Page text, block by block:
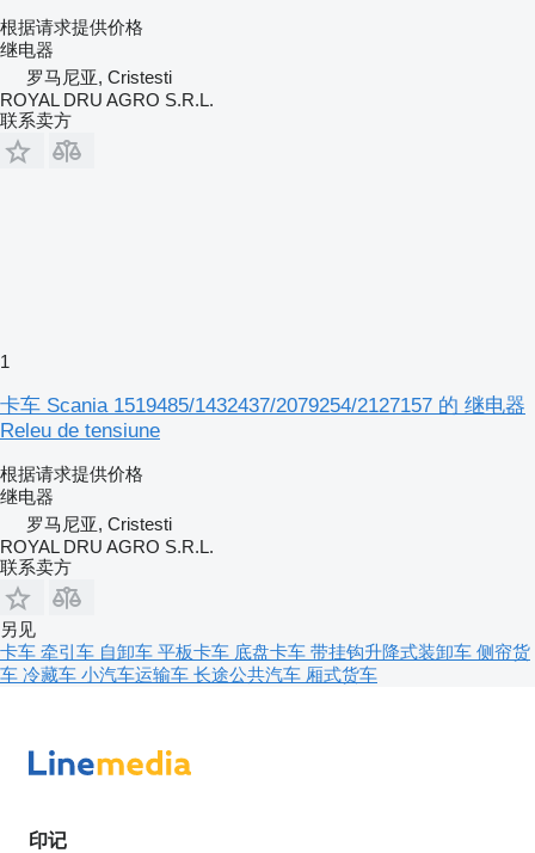
根据请求提供价格
继电器
罗马尼亚, Cristesti
ROYAL DRU AGRO S.R.L.
联系卖方
1
卡车 Scania 1519485/1432437/2079254/2127157 的 继电器
Releu de tensiune
根据请求提供价格
继电器
罗马尼亚, Cristesti
ROYAL DRU AGRO S.R.L.
联系卖方
另见
卡车 牵引车 自卸车 平板卡车 底盘卡车 带挂钩升降式装卸车 侧帘货
车 冷藏车 小汽车运输车 长途公共汽车 厢式货车
印记